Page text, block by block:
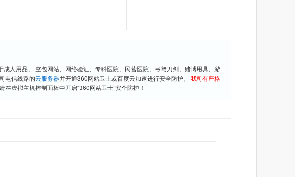
人用品、 空包网站、网络验证、专科医院、民营医院、弓驽刀剑、赌博用具、游
电信线路的云服务器并开通360网站卫士或百度云加速进行安全防护。 我司有严格
虚拟主机控制面板中开启“360网站卫士”安全防护！